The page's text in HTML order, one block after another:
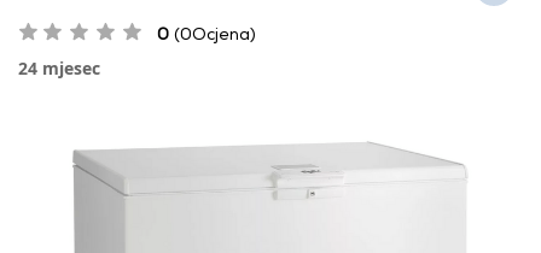
0 (0Ocjena)
24 mjesec